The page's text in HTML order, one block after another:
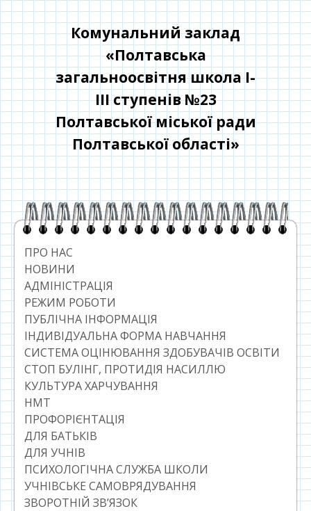
до
контенту
Комунальний заклад
«Полтавська
загальноосвітня школа І-
ІІІ ступенів №23
Полтавської міської ради
Полтавської області»
Головний
сайдбар
ПРО НАС
НОВИНИ
АДМІНІСТРАЦІЯ
РЕЖИМ РОБОТИ
ПУБЛІЧНА ІНФОРМАЦІЯ
ІНДИВІДУАЛЬНА ФОРМА НАВЧАННЯ
СИСТЕМА ОЦІНЮВАННЯ ЗДОБУВАЧІВ ОСВІТИ
СТОП БУЛІНГ, ПРОТИДІЯ НАСИЛЛЮ
КУЛЬТУРА ХАРЧУВАННЯ
НМТ
ПРОФОРІЄНТАЦІЯ
ДЛЯ БАТЬКІВ
ДЛЯ УЧНІВ
ПСИХОЛОГІЧНА СЛУЖБА ШКОЛИ
УЧНІВСЬКЕ САМОВРЯДУВАННЯ
ЗВОРОТНІЙ ЗВ’ЯЗОК